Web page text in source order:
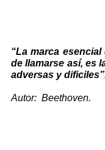
“La marca
de llamarse así, es
adversas y
Autor: Beethoven.